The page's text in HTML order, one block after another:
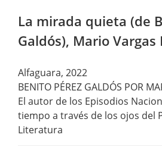
La mirada quieta (de
Galdós), Mario Vargas
Alfaguara, 2022
BENITO PÉREZ GALDÓS POR
El autor de los Episodios
tiempo a través de los ojos del
Literatura